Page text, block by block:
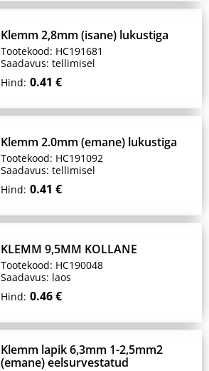
Klemm 2,8mm (isane) lukustiga
Tootekood: HC191681
Saadavus: tellimisel
Hind: 0.41 €
Klemm 2.0mm (emane) lukustiga
Tootekood: HC191092
Saadavus: tellimisel
Hind: 0.41 €
KLEMM 9,5MM KOLLANE
Tootekood: HC190048
Saadavus: laos
Hind: 0.46 €
Klemm lapik 6,3mm 1-2,5mm2
(emane) eelsurvestatud